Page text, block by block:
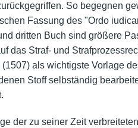
So begegnen
Fassung des "Ordo
dritten Buch sind größere
das Straf- und
(1507) als wichtigste Vorlage
Stoff selbständig
der zu seiner Zeit